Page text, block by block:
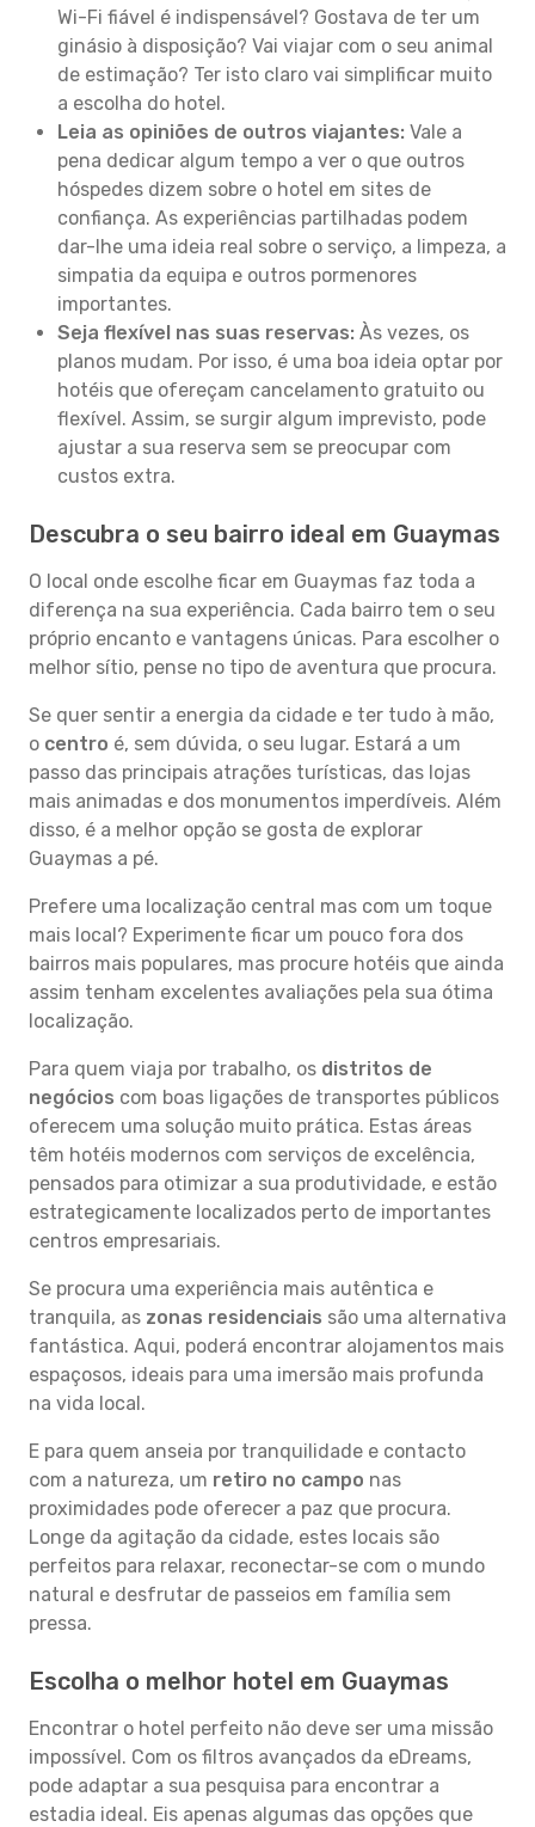
Wi-Fi fiável é indispensável? Gostava de ter um
ginásio à disposição? Vai viajar com o seu animal
de estimação? Ter isto claro vai simplificar muito
a escolha do hotel.
Leia as opiniões de outros viajantes: Vale a
pena dedicar algum tempo a ver o que outros
hóspedes dizem sobre o hotel em sites de
confiança. As experiências partilhadas podem
dar-lhe uma ideia real sobre o serviço, a limpeza, a
simpatia da equipa e outros pormenores
importantes.
Seja flexível nas suas reservas: Às vezes, os
planos mudam. Por isso, é uma boa ideia optar por
hotéis que ofereçam cancelamento gratuito ou
flexível. Assim, se surgir algum imprevisto, pode
ajustar a sua reserva sem se preocupar com
custos extra.
Descubra o seu bairro ideal em Guaymas
O local onde escolhe ficar em Guaymas faz toda a
diferença na sua experiência. Cada bairro tem o seu
próprio encanto e vantagens únicas. Para escolher o
melhor sítio, pense no tipo de aventura que procura.
Se quer sentir a energia da cidade e ter tudo à mão,
o centro é, sem dúvida, o seu lugar. Estará a um
passo das principais atrações turísticas, das lojas
mais animadas e dos monumentos imperdíveis. Além
disso, é a melhor opção se gosta de explorar
Guaymas a pé.
Prefere uma localização central mas com um toque
mais local? Experimente ficar um pouco fora dos
bairros mais populares, mas procure hotéis que ainda
assim tenham excelentes avaliações pela sua ótima
localização.
Para quem viaja por trabalho, os distritos de
negócios com boas ligações de transportes públicos
oferecem uma solução muito prática. Estas áreas
têm hotéis modernos com serviços de excelência,
pensados para otimizar a sua produtividade, e estão
estrategicamente localizados perto de importantes
centros empresariais.
Se procura uma experiência mais autêntica e
tranquila, as zonas residenciais são uma alternativa
fantástica. Aqui, poderá encontrar alojamentos mais
espaçosos, ideais para uma imersão mais profunda
na vida local.
E para quem anseia por tranquilidade e contacto
com a natureza, um retiro no campo nas
proximidades pode oferecer a paz que procura.
Longe da agitação da cidade, estes locais são
perfeitos para relaxar, reconectar-se com o mundo
natural e desfrutar de passeios em família sem
pressa.
Escolha o melhor hotel em Guaymas
Encontrar o hotel perfeito não deve ser uma missão
impossível. Com os filtros avançados da eDreams,
pode adaptar a sua pesquisa para encontrar a
estadia ideal. Eis apenas algumas das opções que